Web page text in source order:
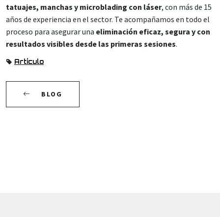
tatuajes, manchas y microblading con láser, con más de 15
años de experiencia en el sector. Te acompañamos en todo el
proceso para asegurar una eliminación eficaz, segura y con
resultados visibles desde las primeras sesiones.
Artículo
BLOG